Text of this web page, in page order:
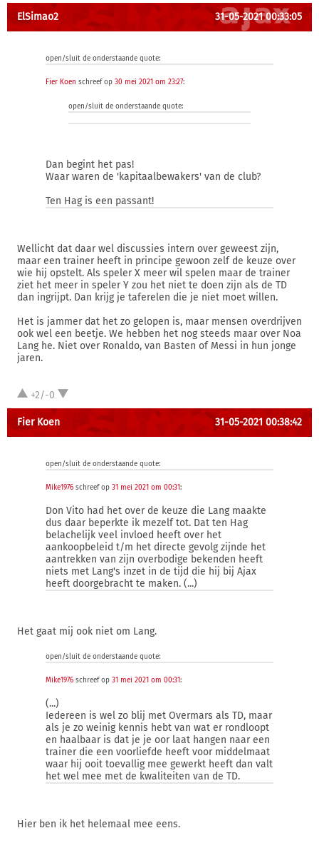
ElSimao2 31-05-2021 00:33:05
open/sluit de onderstaande quote:
Fier Koen schreef op 30 mei 2021 om 23:27:
open/sluit de onderstaande quote:
Dan begint het pas!
Waar waren de 'kapitaalbewakers' van de club?
Ten Hag is een passant!
Wellicht dat daar wel discussies intern over geweest zijn,
maar een trainer heeft in principe gewoon zelf de keuze over
wie hij opstelt. Als speler X meer wil spelen maar de trainer
ziet het meer in speler Y zou het niet te doen zijn als de TD
dan ingrijpt. Dan krijg je taferelen die je niet moet willen.
Het is jammer dat het zo gelopen is, maar mensen overdrijven
ook wel een beetje. We hebben het nog steeds maar over Noa
Lang he. Niet over Ronaldo, van Basten of Messi in hun jonge
jaren.
+2/-0
Fier Koen 31-05-2021 00:38:42
open/sluit de onderstaande quote:
Mike1976 schreef op 31 mei 2021 om 00:31:
Don Vito had het over de keuze die Lang maakte
dus daar beperkte ik mezelf tot. Dat ten Hag
belachelijk veel invloed heeft over het
aankoopbeleid t/m het directe gevolg zijnde het
aantrekken van zijn overbodige bekenden heeft
niets met Lang's inzet in de tijd die hij bij Ajax
heeft doorgebracht te maken. (...)
Het gaat mij ook niet om Lang.
open/sluit de onderstaande quote:
Mike1976 schreef op 31 mei 2021 om 00:31:
(...)
Iedereen is wel zo blij met Overmars als TD, maar
als je zo weinig kennis hebt van wat er rondloopt
en haalbaar is dat je je oor laat hangen naar een
trainer die een voorliefde heeft voor middelmaat
waar hij ooit toevallig mee gewerkt heeft dan valt
het wel mee met de kwaliteiten van de TD.
Hier ben ik het helemaal mee eens.